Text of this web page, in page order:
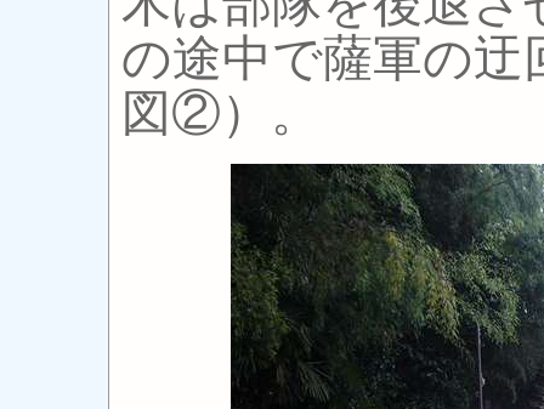
の途中で薩軍の
図②）。